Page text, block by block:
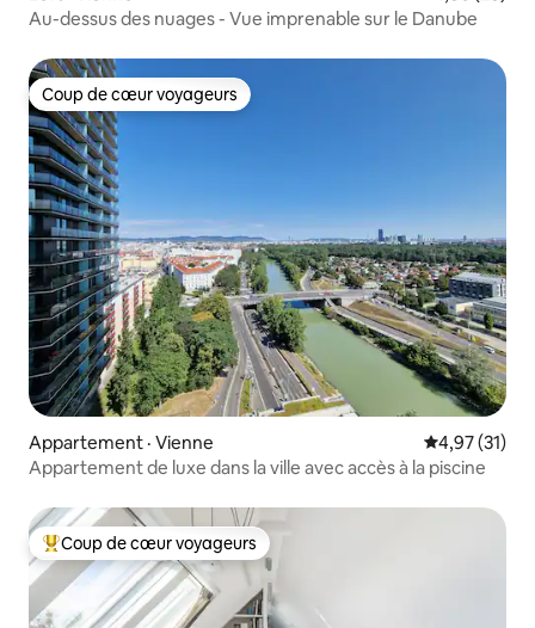
Au-dessus des nuages - Vue imprenable sur le Danube
Coup de cœur voyageurs
Coup de cœur voyageurs
Appartement · Vienne Note
4,97 (31)
Appartement de luxe dans la ville avec accès à la piscine
Coup de cœur voyageurs parmi les plus aimés
Coup de cœur voyageurs